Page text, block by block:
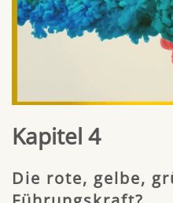
Kapitel 4
Die rote, gelbe,